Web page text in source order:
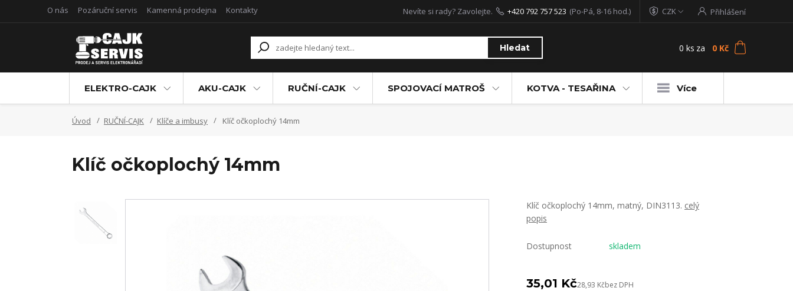
O nás Pozáruční servis Kamenná prodejna Kontakty CZK Přihlášení
Hledat
Nevíte si rady? Zavolejte. +420 792 757 523 (Po-Pá, 8-16 hod.)
0 ks za 0 Kč
ELEKTRO-CAJK AKU-CAJK RUČNÍ-CAJK SPOJOVACÍ MATROŠ KOTVA - TESAŘINA Více
Úvod RUČNÍ-CAJK Klíče a imbusy Klíč očkoplochý 14mm
Klíč očkoplochý 14mm
Klíč očkoplochý 14mm, matný, DIN3113. celý
popis
Dostupnost skladem
35,01 Kč28,93 Kčbez DPH